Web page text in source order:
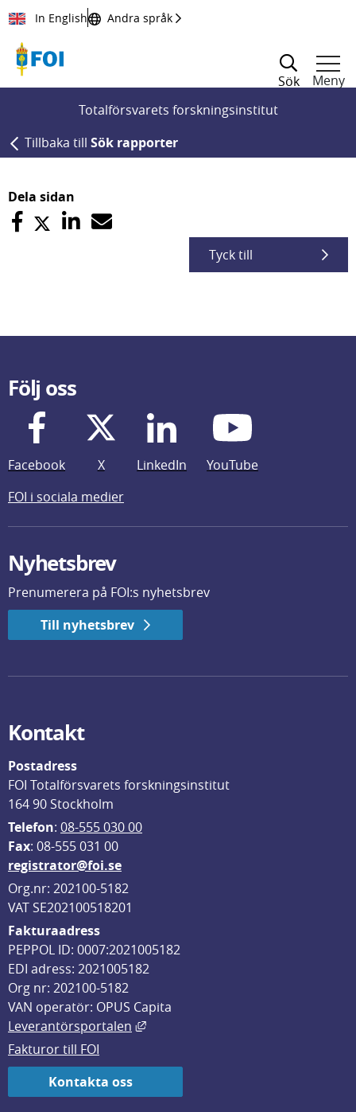
Till innehållet
In English Andra språk
Sök
Meny
Totalförsvarets forskningsinstitut
Tillbaka till Sök rapporter
Dela sidan
Tyck till
Följ oss
Facebook X LinkedIn
YouTube
FOI i sociala medier
Nyhetsbrev
Prenumerera på FOI:s nyhetsbrev
Till nyhetsbrev
Kontakt
Postadress
FOI Totalförsvarets forskningsinstitut
164 90 Stockholm
Telefon: 08-555 030 00
Fax: 08-555 031 00
registrator@foi.se
Org.nr: 202100-5182
VAT SE202100518201
Fakturaadress
PEPPOL ID: 0007:2021005182
EDI adress: 2021005182
Org nr: 202100-5182
VAN operatör: OPUS Capita
Leverantörsportalen
Länk till annan webbplats, öppnas
Fakturor till FOI
Kontakta oss